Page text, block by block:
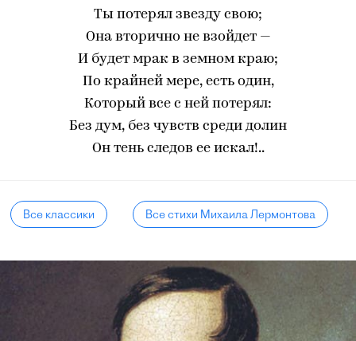
Ты потерял звезду свою;
Она вторично не взойдет —
И будет мрак в земном краю;
По крайней мере, есть один,
Который все с ней потерял:
Без дум, без чувств среди долин
Он тень следов ее искал!..
Все классики Все стихи Михаила Лермонтова